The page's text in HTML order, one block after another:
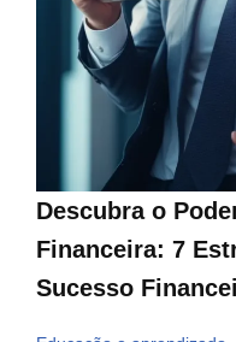
Descubra o
Financeira: 7
Sucesso